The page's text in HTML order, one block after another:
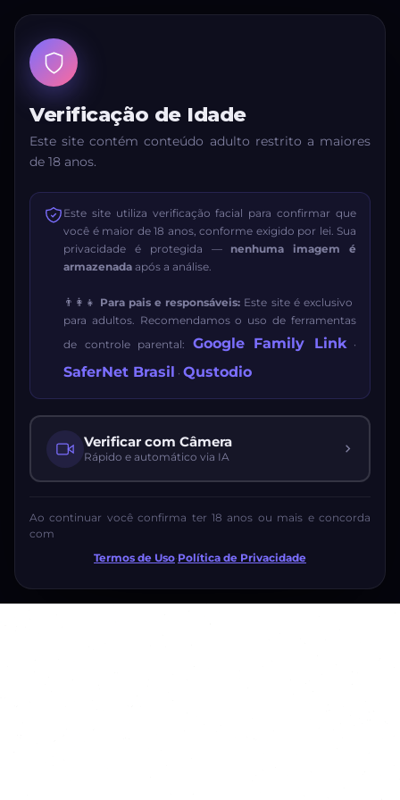
Verificação de Idade
Este site contém conteúdo adulto restrito a maiores
de 18 anos.
Este site utiliza verificação facial para confirmar que
você é maior de 18 anos, conforme exigido por lei. Sua
privacidade é protegida — nenhuma imagem é
armazenada após a análise.
👨‍👩‍👧 Para pais e responsáveis: Este site é exclusivo
para adultos. Recomendamos o uso de ferramentas
de controle parental: Google Family Link·
SaferNet Brasil · Qustodio
Verificar com Câmera
Rápido e automático via IA
Ao continuar você confirma ter 18 anos ou mais e concorda
com
Termos de Uso·Política de Privacidade